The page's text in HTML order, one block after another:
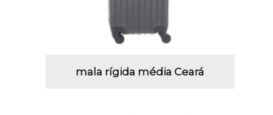
mala rígida média Ceará